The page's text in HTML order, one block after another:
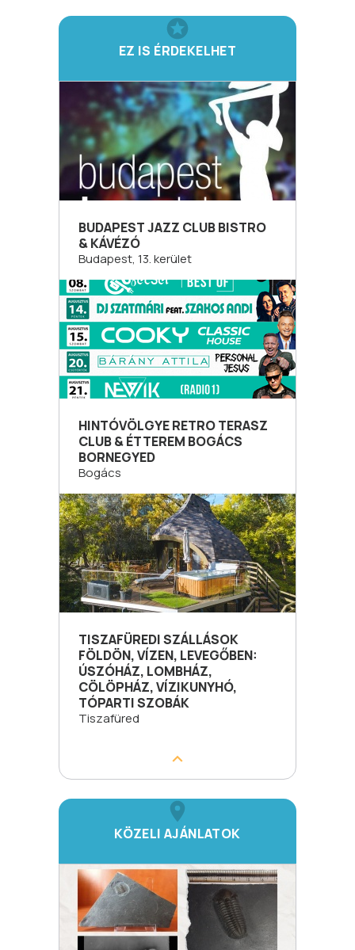
EZ IS ÉRDEKELHET
BUDAPEST JAZZ CLUB BISTRO
& KÁVÉZÓ
Budapest, 13. kerület
HINTÓVÖLGYE RETRO TERASZ
CLUB & ÉTTEREM BOGÁCS
BORNEGYED
Bogács
TISZAFÜREDI SZÁLLÁSOK
FÖLDÖN, VÍZEN, LEVEGŐBEN:
ÚSZÓHÁZ, LOMBHÁZ,
CÖLÖPHÁZ, VÍZIKUNYHÓ,
TÓPARTI SZOBÁK
Tiszafüred
KÖZELI AJÁNLATOK